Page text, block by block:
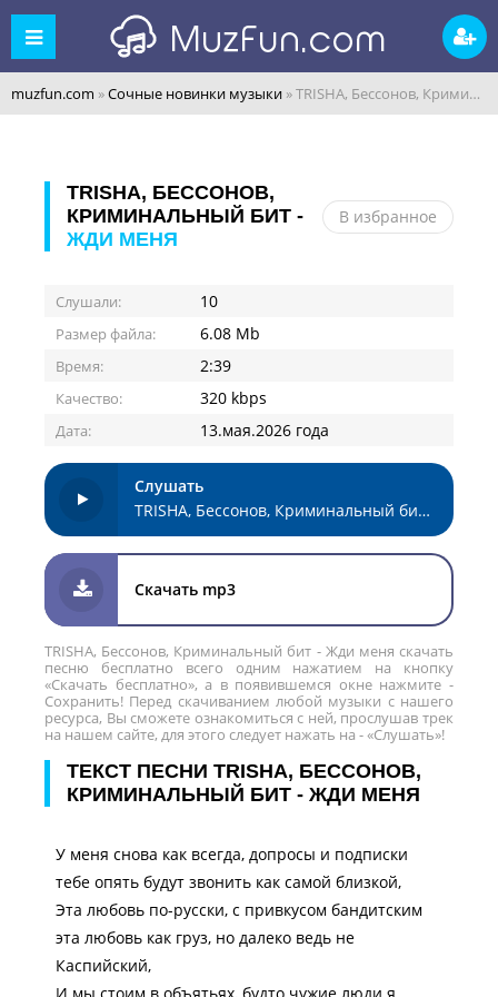
muzfun.com »Сочные новинки музыки » TRISHA, Бессонов, Криминальный бит - Жди меня
TRISHA, БЕССОНОВ,
КРИМИНАЛЬНЫЙ БИТ -
ЖДИ МЕНЯ
В избранное
Слушали: 10
Размер файла: 6.08 Mb
Время: 2:39
Качество: 320 kbps
Дата: 13.мая.2026 года
Слушать
TRISHA, Бессонов, Криминальный бит - Жди меня
Скачать mp3
TRISHA, Бессонов, Криминальный бит - Жди меня скачать
песню бесплатно всего одним нажатием на кнопку
«Скачать бесплатно», а в появившемся окне нажмите -
Сохранить! Перед скачиванием любой музыки с нашего
ресурса, Вы сможете ознакомиться с ней, прослушав трек
на нашем сайте, для этого следует нажать на - «Слушать»!
ТЕКСТ ПЕСНИ TRISHA, БЕССОНОВ,
КРИМИНАЛЬНЫЙ БИТ - ЖДИ МЕНЯ
У меня снова как всегда, допросы и подписки
тебе опять будут звонить как самой близкой,
Эта любовь по-русски, с привкусом бандитским
эта любовь как груз, но далеко ведь не
Каспийский,